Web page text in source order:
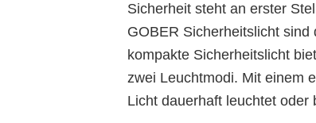
Sicherheit steht an erster
GOBER Sicherheitslicht
kompakte Sicherheitslicht
zwei Leuchtmodi. Mit einem
Licht dauerhaft leuchtet oder